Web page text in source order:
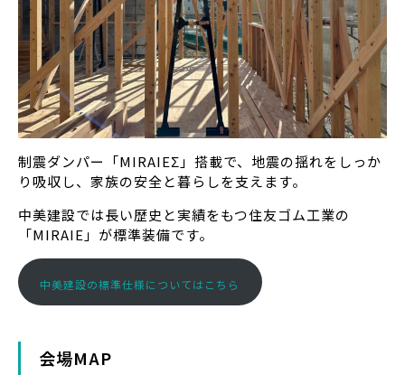
制震ダンパー「MIRAIEΣ」搭載で、地震の揺れをしっか
り吸収し、家族の安全と暮らしを支えます。
中美建設では長い歴史と実績をもつ住友ゴム工業の
「MIRAIE」が標準装備です。
中美建設の標準仕様についてはこちら
会場MAP